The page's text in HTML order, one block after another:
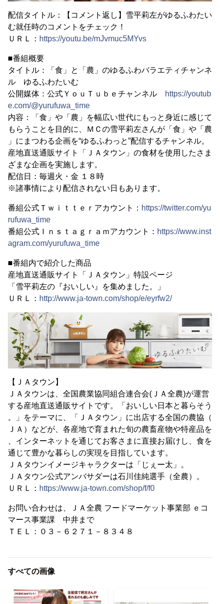
配信タイトル：【コメント返し】雪平莉左がゆるふわたい
む就任時のコメントをチェック！
ＵＲＬ： https://youtu.be/mJvmuc5MYvs
■番組概要
タイトル：「食」と「農」のゆるふわバラエティチャンネ
ル ゆるふわたいむ
公開媒体：公式ＹｏｕＴｕｂｅチャンネル
https://youtub
e.com/@yurufuwa_time
内容：「食」や「農」を幅広い世代にもっと身近に感じて
もらうことを目的に、ＭＣの雪平莉左さんが「食」や「農
」にまつわる企画を“ゆるふわっと”配信するチャンネル。
産地直送通販サイト「ＪＡタウン」の食材を使用したさま
ざまな企画を実施します。
配信日：毎週火・金 １８時
※諸事情により配信されない日もあります。
番組公式Ｔｗｉｔｔｅｒアカウント： https://twitter.com/yu
rufuwa_time
番組公式Ｉｎｓｔａｇｒａｍアカウント： https://www.inst
agram.com/yurufuwa_time
■番組内で紹介した商品
産地直送通販サイト「ＪＡタウン」特設ページ
「雪平莉左の『おいしい』を集めました。」
ＵＲＬ： http://www.ja-town.com/shop/e/eyrfw2/
【ＪＡタウン】
ＪＡタウンは、全国農業協同組合連合会(ＪＡ全農)が運営
する産地直送通販サイトです。「おいしい日本と暮らそう
。」をテーマに、「ＪＡタウン」に出店する全国の農協（
ＪＡ）などが、各産地で育まれた旬の農畜産物や特産品を
、インターネットを通じてお客さまに直接お届けし、食を
通じて豊かな暮らしの実現を目指しています。
ＪＡタウンイメージキャラクターは「じぇー太」。
ＪＡタウン公式アンバサダーは石川佳純選手（全農）。
ＵＲＬ： https://www.ja-town.com/shop/f/f0
お問い合わせは、ＪＡ全農 フードマーケット事業部 ｅコ
マース事業課 中井まで
ＴＥＬ：０３－６２７１－８３４８
すべての画像